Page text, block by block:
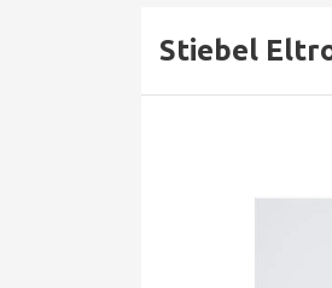
Stiebel